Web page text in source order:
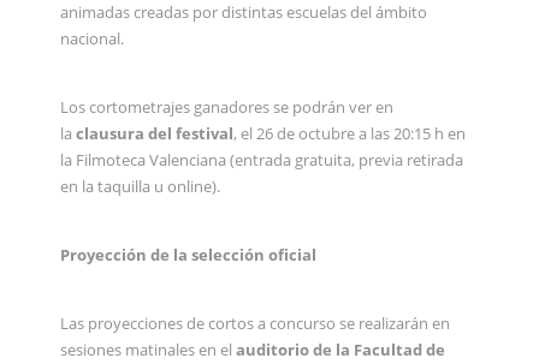
animadas creadas por distintas escuelas del ámbito
nacional.
Los cortometrajes ganadores se podrán ver en
la clausura del festival, el 26 de octubre a las 20:15 h en
la Filmoteca Valenciana (entrada gratuita, previa retirada
en la taquilla u online).
Proyección de la selección oficial
Las proyecciones de cortos a concurso se realizarán en
sesiones matinales en el auditorio de la Facultad de